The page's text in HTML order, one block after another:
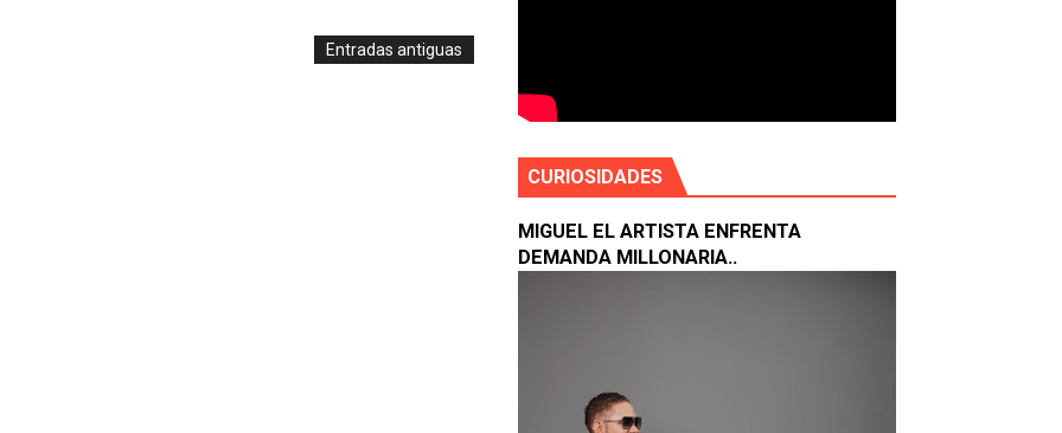
deuda de 1,723 millones de pesos
cambios en su gabinete municipal para el nuevo período
Entradas antiguas
CURIOSIDADES
MIGUEL EL ARTISTA ENFRENTA
DEMANDA MILLONARIA..